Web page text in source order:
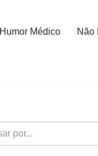
Humor Médico Não